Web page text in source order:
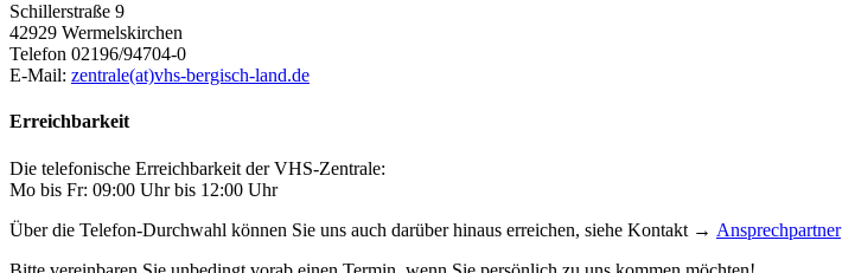
Schillerstraße 9
42929 Wermelskirchen
Telefon 02196/94704-0
E-Mail: zentrale(at)vhs-bergisch-land.de
Erreichbarkeit
Die telefonische Erreichbarkeit der VHS-Zentrale:
Mo bis Fr: 09:00 Uhr bis 12:00 Uhr
Über die Telefon-Durchwahl können Sie uns auch darüber hinaus erreichen, siehe Kontakt → Ansprechpartner